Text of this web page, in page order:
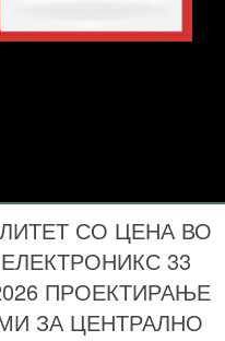
СО ЦЕНА ВО
33
ПРОЕКТИРАЊЕ
ЗА ЦЕНТРАЛНО